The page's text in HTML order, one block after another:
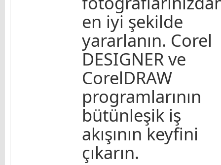
en iyi şekilde
yararlanın. Corel
DESIGNER ve
CorelDRAW
programlarının
bütünleşik iş
akışının keyfini
çıkarın.